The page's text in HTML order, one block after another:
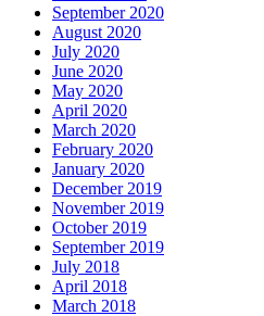
September 2020
August 2020
July 2020
June 2020
May 2020
April 2020
March 2020
February 2020
January 2020
December 2019
November 2019
October 2019
September 2019
July 2018
April 2018
March 2018